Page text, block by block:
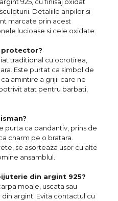
Detaliile aripilor si
marcate prin acest
lucioase si cele oxidate.
protector?
traditional cu ocrotirea,
Este purtat ca simbol de
amintire a grijii care ne
atat pentru barbati,
purta ca pandantiv, prins de
charm pe o bratara.
se asorteaza usor cu alte
ansamblul.
din argint 925?
moale, uscata sau
argint. Evita contactul cu